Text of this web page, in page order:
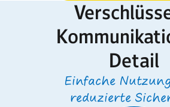
Detail
Einfache
reduzierte